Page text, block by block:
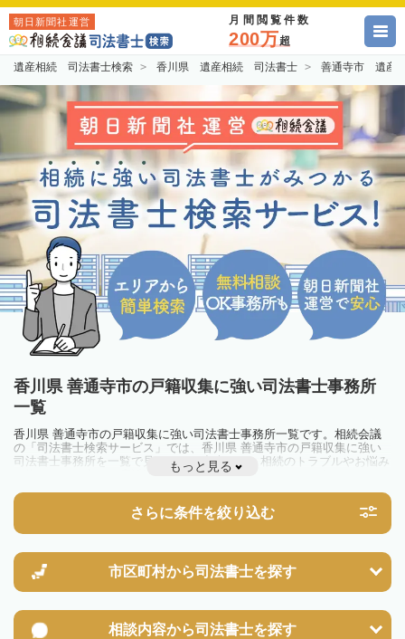
朝日新聞社運営 月間閲覧件数
200万超
遺産相続 司法書士検索 香川県 遺産相続 司法書士 善通寺市 遺産
香川県 善通寺市の戸籍収集に強い司法書士事務所
一覧
香川県 善通寺市の戸籍収集に強い司法書士事務所一覧です。相続会議
の「司法書士検索サービス」では、香川県 善通寺市の戸籍収集に強い
司法書士事務所を一覧で見ることが出来ます。相続のトラブルやお悩み
を抱えている方は一度近隣の司法書士に相談してみましょう。
もっと見る
さらに条件を絞り込む
市区町村から司法書士を探す
相談内容から司法書士を探す